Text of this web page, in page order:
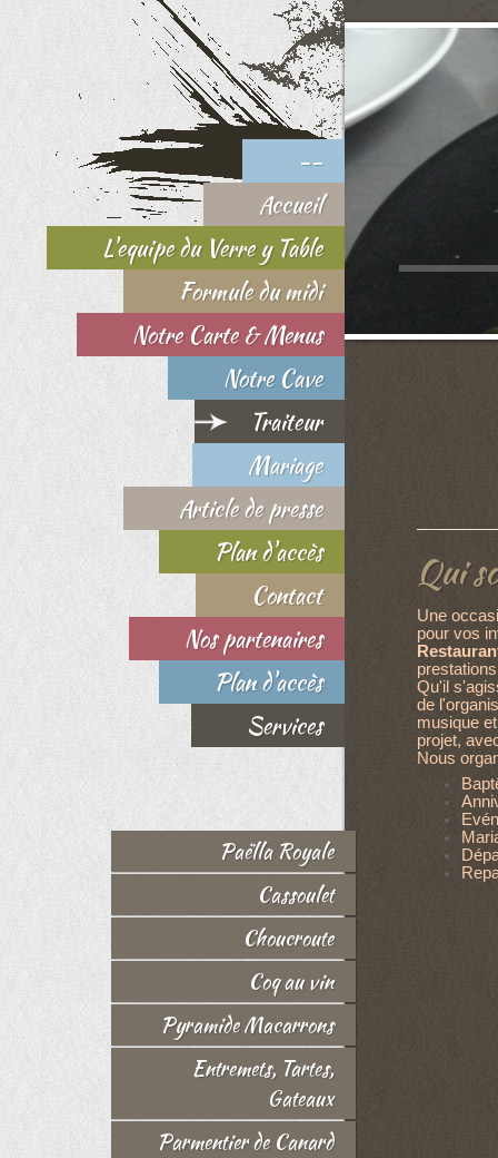
--
Accueil
L'equipe du Verre y Table
Formule du midi
Notre Carte & Menus
Notre Cave
Traiteur
Mariage
Article de presse
Plan d'accès
Contact
Nos partenaires
Plan d'accès
Services
Paëlla Royale
Cassoulet
Choucroute
Coq au vin
Pyramide Macarrons
Entremets, Tartes,
Gateaux
Parmentier de Canard
Qui
Une
pour vos
Qu'il
de
musique
projet,
Nous